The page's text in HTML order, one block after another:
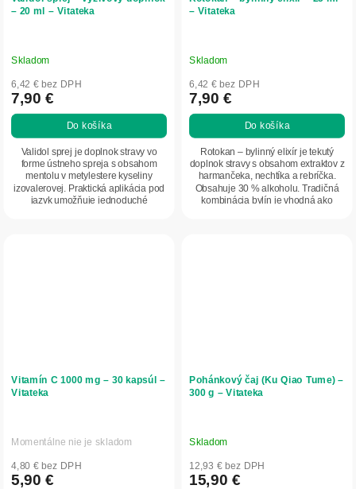
– 20 ml – Vitateka
Skladom
6,42 € bez DPH
7,90 €
Do košíka
Validol sprej je doplnok stravy vo
forme ústneho spreja s obsahom
mentolu v metylestere kyseliny
izovalerovej. Praktická aplikácia pod
jazyk umožňuje jednoduché
– Vitateka
Skladom
6,42 € bez DPH
7,90 €
Do košíka
Rotokan – bylinný elixír je tekutý
doplnok stravy s obsahom extraktov z
harmančeka, nechtíka a rebríčka.
Obsahuje 30 % alkoholu. Tradičná
kombinácia bylín je vhodná ako
Vitamín C 1000 mg – 30 kapsúl –
Vitateka
Momentálne nie je skladom
4,80 € bez DPH
5,90 €
Pohánkový čaj (Ku Qiao Tume) –
300 g – Vitateka
Skladom
12,93 € bez DPH
15,90 €